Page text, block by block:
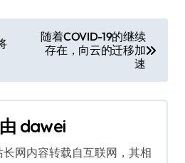
随着COVID-19的继续
存在，向云的迁移加
速
由 dawei
长网内容转载自互联网，其相